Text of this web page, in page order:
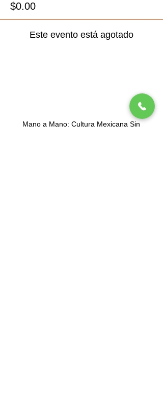
$0.00
Este evento está agotado
Mano a Mano: Cultura Mexicana Sin